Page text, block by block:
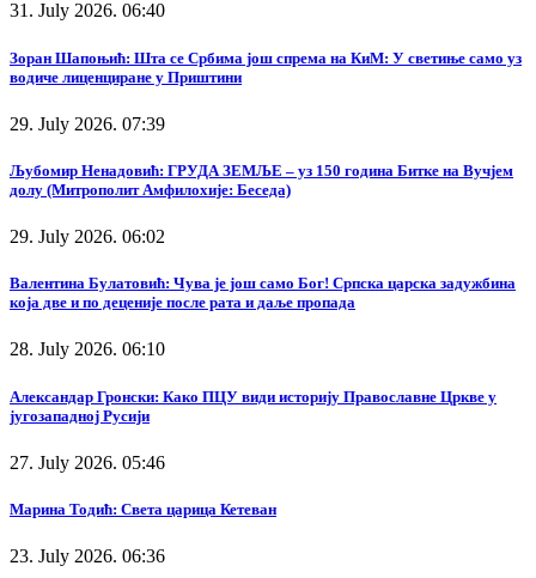
31. July 2026. 06:40
Зоран Шапоњић: Шта се Србима још спрема на КиМ: У светиње само уз
водиче лиценциране у Приштини
29. July 2026. 07:39
Љубомир Ненадовић: ГРУДА ЗЕМЉЕ – уз 150 година Битке на Вучјем
долу (Митрополит Амфилохије: Беседа)
29. July 2026. 06:02
Валентина Булатовић: Чува је још само Бог! Српска царска задужбина
која две и по деценије после рата и даље пропада
28. July 2026. 06:10
Александар Гронски: Како ПЦУ види историју Православне Цркве у
југозападној Русији
27. July 2026. 05:46
Марина Тодић: Света царица Кетеван
23. July 2026. 06:36